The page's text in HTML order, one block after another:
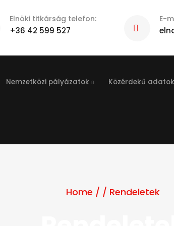
Elnöki titkárság telefon:
+36 42 599 527
E-
Nemzetközi pályázatok Közérdekű adatok
Home / / Rendeletek